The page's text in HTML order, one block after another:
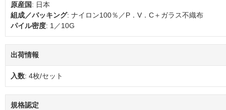
原産国: 日本
組成／バッキング: ナイロン100％／P．V．C＋ガラス不織布
パイル密度: 1／10G
出荷情報
入数: 4枚/セット
規格認定